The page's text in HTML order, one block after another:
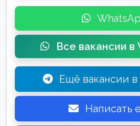
Все вакансии в
Ещё вакансии
Написать